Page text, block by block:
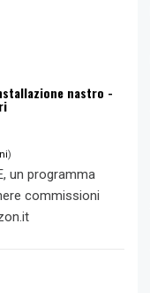
nastro -
)
un programma
commissioni